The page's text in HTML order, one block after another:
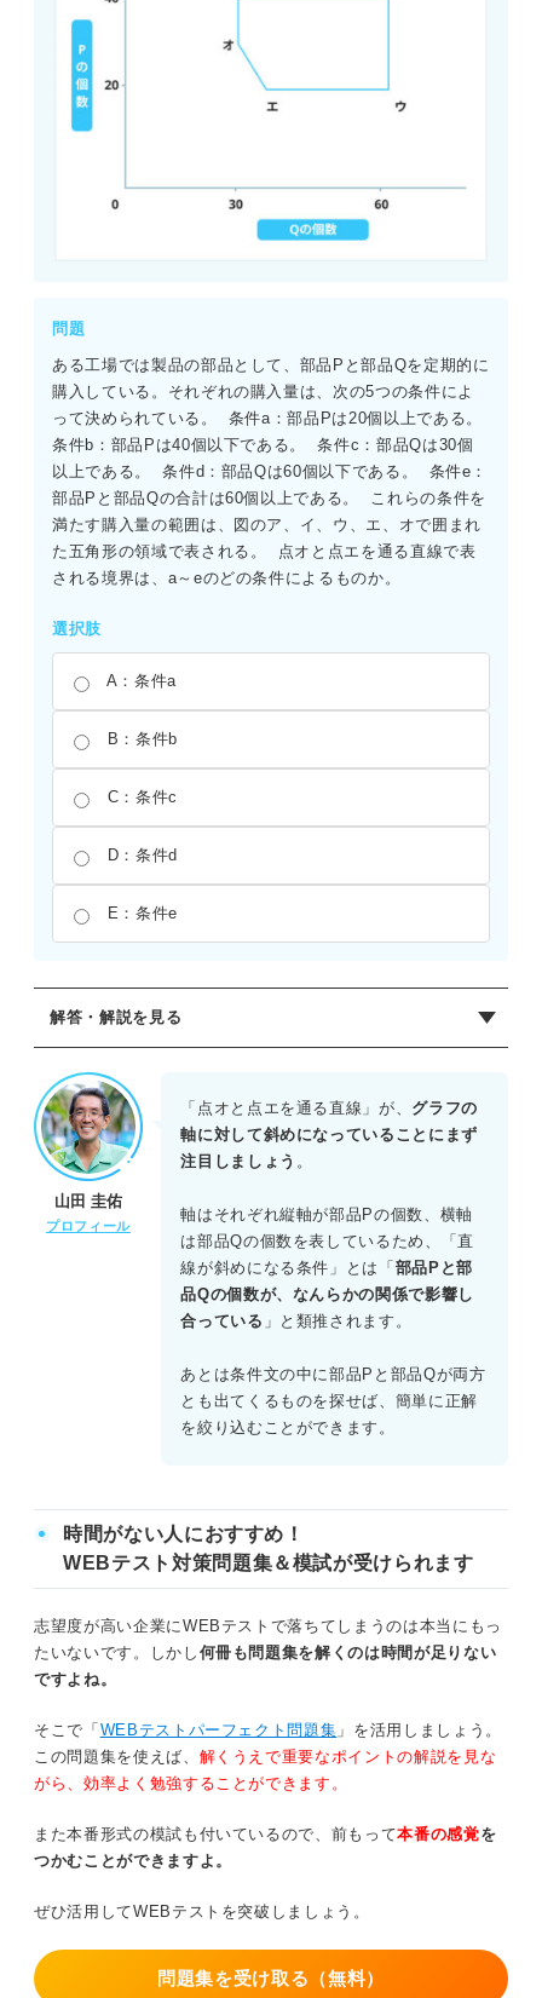
問題
ある工場では製品の部品として、部品Pと部品Qを定期的に
購入している。それぞれの購入量は、次の5つの条件によ
って決められている。  条件a：部品Pは20個以上である。
条件b：部品Pは40個以下である。  条件c：部品Qは30個
以上である。  条件d：部品Qは60個以下である。  条件e：
部品Pと部品Qの合計は60個以上である。  これらの条件を
満たす購入量の範囲は、図のア、イ、ウ、エ、オで囲まれ
た五角形の領域で表される。  点オと点エを通る直線で表
される境界は、a～eのどの条件によるものか。
選択肢
A：条件a
B：条件b
C：条件c
D：条件d
E：条件e
解答・解説を見る
正解：E
グラフの縦軸は部品Pの個数、横軸は部品Qの個数を表して
いる。点オと点エを結ぶ線は、グラフの左下にある斜めの
線である。
各条件を境界線として整理すると、条件a（Pは20個以上）
は下の水平な線、条件b（Pは40個以下）は上の水平な線、
条件c（Qは30個以上）は左の垂直な線、条件d（Qは60個
以下）は右の垂直な線となる。
なる境界を示しているため、条件eに該当する。
山田 圭佑
プロフィール
「点オと点エを通る直線」が、 グラフの
軸に対して斜めになっていることにまず
注目しましょう 。
軸はそれぞれ縦軸が部品Pの個数、横軸
は部品Qの個数を表しているため、「直
線が斜めになる条件」とは「 部品Pと部
品Qの個数が、なんらかの関係で影響し
合っている 」と類推されます。
あとは条件文の中に部品Pと部品Qが両方
とも出てくるものを探せば、簡単に正解
を絞り込むことができます。
時間がない人におすすめ！
WEBテスト対策問題集＆模試が受けられます
志望度が高い企業にWEBテストで落ちてしまうのは本当にもっ
たいないです。しかし 何冊も問題集を解くのは時間が足りない
ですよね。
そこで「 WEBテストパーフェクト問題集 」を活用しましょう。
この問題集を使えば、 解くうえで重要なポイントの解説を見な
がら、効率よく勉強することができます。
また本番形式の模試も付いているので、前もって本番の感覚を
つかむことができますよ。
ぜひ活用してWEBテストを突破しましょう。
問題集を受け取る（無料）